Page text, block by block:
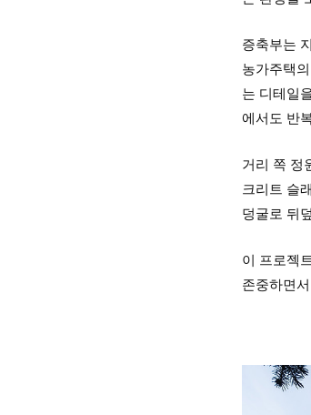
증축부는
농가주택
는 디테일
에서도 반
거리 쪽 정
크리트 슬
덩굴로 뒤
이 프로젝
존중하면